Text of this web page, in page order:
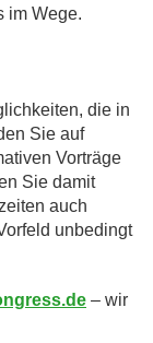
im Wege.
die in
Sie auf
Vorträge
Sie damit
auch
unbedingt
– wir